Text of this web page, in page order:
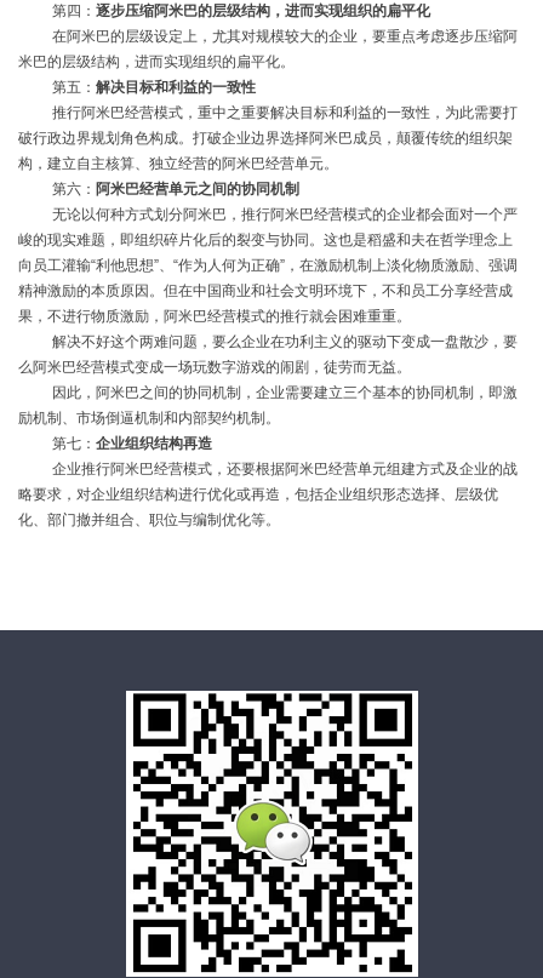
第四： 逐步压缩阿米巴的层级结构，进而实现组织的扁平化
在阿米巴的层级设定上，尤其对规模较大的企业，要重点考虑逐步压缩阿
米巴的层级结构，进而实现组织的扁平化。
第五： 解决目标和利益的一致性
推行阿米巴经营模式，重中之重要解决目标和利益的一致性，为此需要打
破行政边界规划角色构成。打破企业边界选择阿米巴成员，颠覆传统的组织架
构，建立自主核算、独立经营的阿米巴经营单元。
第六： 阿米巴经营单元之间的协同机制
无论以何种方式划分阿米巴，推行阿米巴经营模式的企业都会面对一个严
峻的现实难题，即组织碎片化后的裂变与协同。这也是稻盛和夫在哲学理念上
向员工灌输“利他思想”、“作为人何为正确”，在激励机制上淡化物质激励、强调
精神激励的本质原因。但在中国商业和社会文明环境下，不和员工分享经营成
果，不进行物质激励，阿米巴经营模式的推行就会困难重重。
解决不好这个两难问题，要么企业在功利主义的驱动下变成一盘散沙，要
么阿米巴经营模式变成一场玩数字游戏的闹剧，徒劳而无益。
因此，阿米巴之间的协同机制，企业需要建立三个基本的协同机制，即激
励机制、市场倒逼机制和内部契约机制。
第七： 企业组织结构再造
企业推行阿米巴经营模式，还要根据阿米巴经营单元组建方式及企业的战
略要求，对企业组织结构进行优化或再造，包括企业组织形态选择、层级优
化、部门撤并组合、职位与编制优化等。